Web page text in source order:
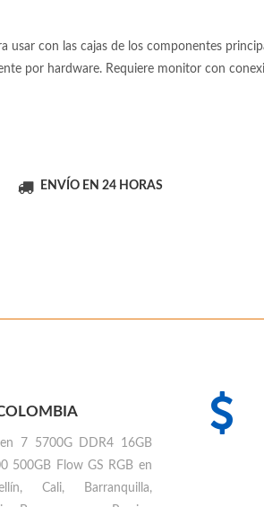
usar con las cajas de los componentes
por hardware. Requiere monitor con
ENVÍO EN 24 HORAS
7 5700G DDR4 16GB
500GB Flow GS RGB en
Cali, Barranquilla,